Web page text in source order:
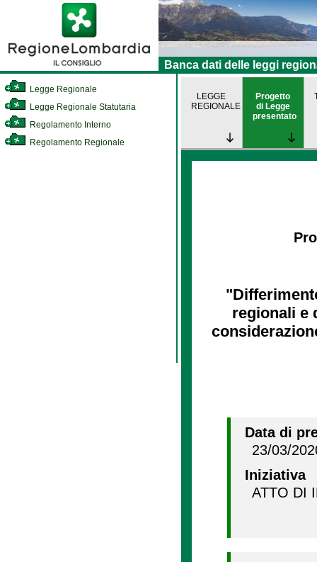
Banca dati delle leggi
Legge Regionale
Legge Regionale Statutaria
Regolamento Interno
Regolamento Regionale
LEGGE
REGIONALE
Progetto
di Legge
presentato
regionali e
Data di
23/03/
Iniziativa
ATTO DI